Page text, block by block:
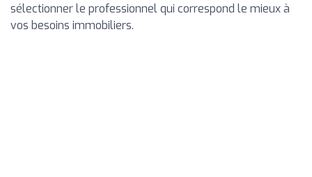
sélectionner le professionnel qui correspond le mieux à
vos besoins immobiliers.